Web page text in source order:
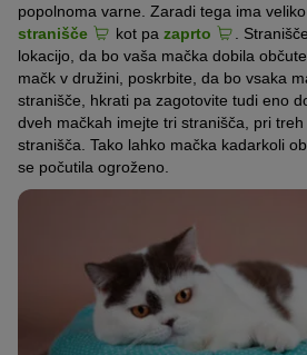
popolnoma varne. Zaradi tega ima
stranišče
kot pa zaprto
.
lokacijo, da bo vaša mačka dobila
mačk v družini, poskrbite, da bo vsaka
stranišče, hkrati pa zagotovite tudi eno
dveh mačkah imejte tri stranišča, pri
stranišča. Tako lahko mačka kadarkoli
se počutila ogroženo.